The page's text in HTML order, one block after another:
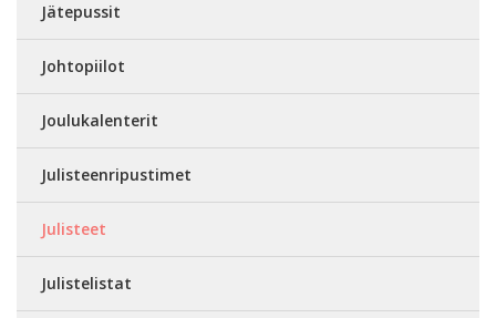
Jätepussit
Johtopiilot
Joulukalenterit
Julisteenripustimet
Julisteet
Julistelistat